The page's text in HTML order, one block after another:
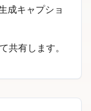
成キャプショ
共有します。